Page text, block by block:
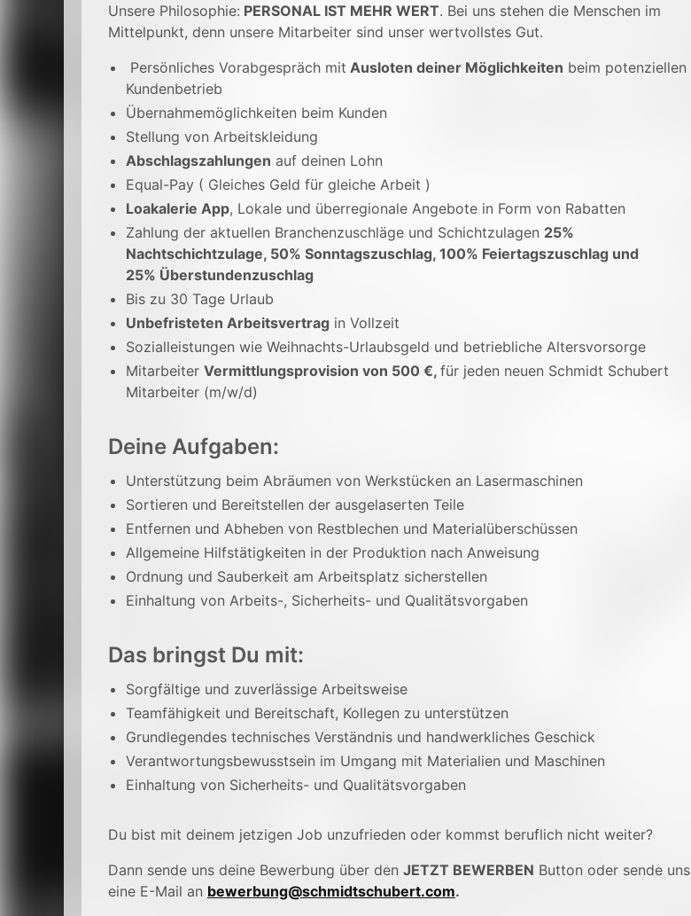
Unsere Philosophie: PERSONAL IST MEHR WERT. Bei uns stehen die Menschen im
Mittelpunkt, denn unsere Mitarbeiter sind unser wertvollstes Gut.
Persönliches Vorabgespräch mit Ausloten deiner Möglichkeiten beim potenziellen
Kundenbetrieb
Übernahmemöglichkeiten beim Kunden
Stellung von Arbeitskleidung
Abschlagszahlungen auf deinen Lohn
Equal-Pay ( Gleiches Geld für gleiche Arbeit )
Loakalerie App, Lokale und überregionale Angebote in Form von Rabatten
Zahlung der aktuellen Branchenzuschläge und Schichtzulagen 25%
Nachtschichtzulage, 50% Sonntagszuschlag, 100% Feiertagszuschlag und
25% Überstundenzuschlag
Bis zu 30 Tage Urlaub
Unbefristeten Arbeitsvertrag in Vollzeit
Sozialleistungen wie Weihnachts-Urlaubsgeld und betriebliche Altersvorsorge
Mitarbeiter Vermittlungsprovision von 500 €, für jeden neuen Schmidt Schubert
Mitarbeiter (m/w/d)
Deine Aufgaben:
Unterstützung beim Abräumen von Werkstücken an Lasermaschinen
Sortieren und Bereitstellen der ausgelaserten Teile
Entfernen und Abheben von Restblechen und Materialüberschüssen
Allgemeine Hilfstätigkeiten in der Produktion nach Anweisung
Ordnung und Sauberkeit am Arbeitsplatz sicherstellen
Einhaltung von Arbeits-, Sicherheits- und Qualitätsvorgaben
Das bringst Du mit:
Sorgfältige und zuverlässige Arbeitsweise
Teamfähigkeit und Bereitschaft, Kollegen zu unterstützen
Grundlegendes technisches Verständnis und handwerkliches Geschick
Verantwortungsbewusstsein im Umgang mit Materialien und Maschinen
Einhaltung von Sicherheits- und Qualitätsvorgaben
Du bist mit deinem jetzigen Job unzufrieden oder kommst beruflich nicht weiter?
Dann sende uns deine Bewerbung über den JETZT BEWERBEN Button oder sende uns
eine E-Mail an bewerbung@schmidtschubert.com.